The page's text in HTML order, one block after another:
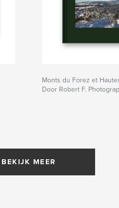
Monts du Forez et
Door Robert F.
BEKIJK MEER